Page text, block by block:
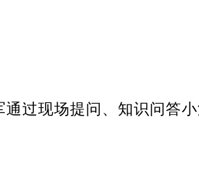
过现场提问、知识问答